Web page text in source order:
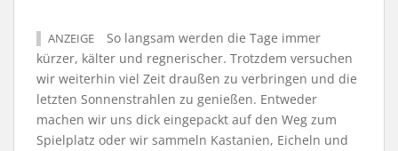
ANZEIGE
So langsam werden die Tage immer
kürzer, kälter und regnerischer. Trotzdem versuchen
wir weiterhin viel Zeit draußen zu verbringen und die
letzten Sonnenstrahlen zu genießen. Entweder
machen wir uns dick eingepackt auf den Weg zum
Spielplatz oder wir sammeln Kastanien, Eicheln und